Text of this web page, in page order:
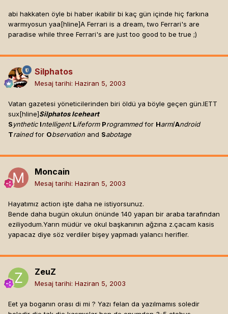
abi hakkaten öyle bi haber ıkabilir bi kaç gün içinde hiç farkına
warmıyosun yaa[hline]A Ferrari is a dream, two Ferrari's are
paradise while three Ferrari's are just too good to be true ;)
Silphatos
Mesaj tarihi: Haziran 5, 2003
Vatan gazetesi yöneticilerinden biri öldü ya böyle geçen gün.IETT
sux[hline]Silphatos Iceheart
Synthetic Intelligent Lifeform Programmedfor Harm/Android
Trainedfor Observation and Sabotage
Moncain
Mesaj tarihi: Haziran 5, 2003
Hayatımız action işte daha ne istiyorsunuz.
Bende daha bugün okulun önünde 140 yapan bir araba tarafından
eziliyodum.Yarın müdür ve okul başkanının ağzına z.çacam kasis
yapacaz diye söz verdiler bişey yapmadı yalancı herifler.
ZeuZ
Mesaj tarihi: Haziran 5, 2003
Eet ya boganın orası di mi ? Yazı felan da yazılmamıs soledir